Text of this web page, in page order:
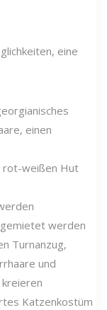
eine
einen
rot-weißen Hut
werden
Turnanzug,
und
Katzenkostüm